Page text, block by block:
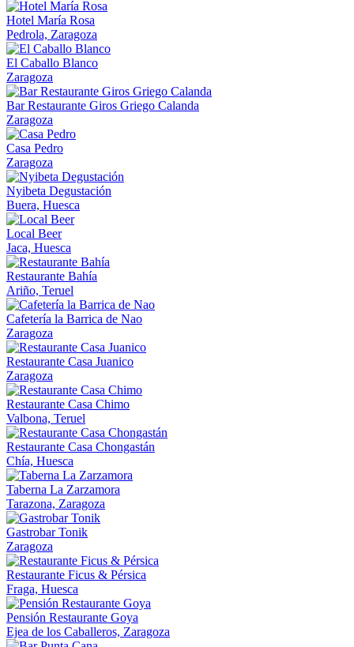
Hotel María Rosa
Pedrola, Zaragoza
El Caballo Blanco
Zaragoza
Bar Restaurante Giros Griego Calanda
Zaragoza
Casa Pedro
Zaragoza
Nyibeta Degustación
Buera, Huesca
Local Beer
Jaca, Huesca
Restaurante Bahía
Ariño, Teruel
Cafetería la Barrica de Nao
Zaragoza
Restaurante Casa Juanico
Zaragoza
Restaurante Casa Chimo
Valbona, Teruel
Restaurante Casa Chongastán
Chía, Huesca
Taberna La Zarzamora
Tarazona, Zaragoza
Gastrobar Tonik
Zaragoza
Restaurante Ficus & Pérsica
Fraga, Huesca
Pensión Restaurante Goya
Ejea de los Caballeros, Zaragoza